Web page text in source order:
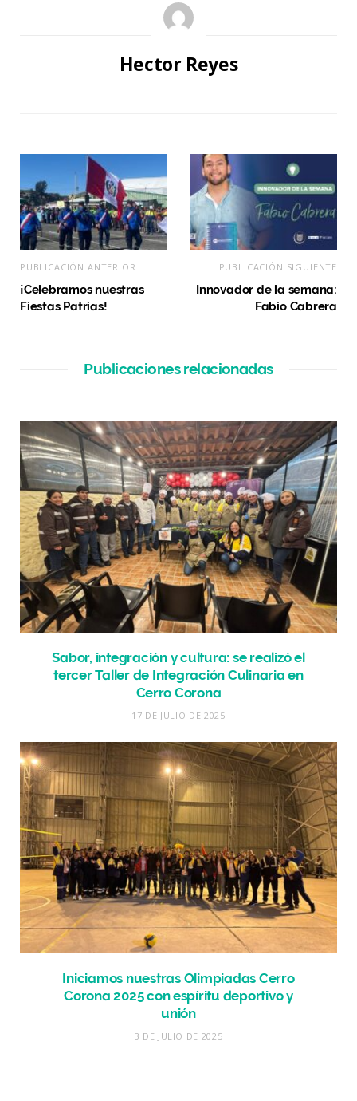
Hector Reyes
PUBLICACIÓN ANTERIOR
¡Celebramos nuestras
Fiestas Patrias!
PUBLICACIÓN SIGUIENTE
Innovador de la semana:
Fabio Cabrera
Publicaciones relacionadas
Sabor, integración y cultura: se realizó el
tercer Taller de Integración Culinaria en
Cerro Corona
17 DE JULIO DE 2025
Iniciamos nuestras Olimpiadas Cerro
Corona 2025 con espíritu deportivo y
unión
3 DE JULIO DE 2025